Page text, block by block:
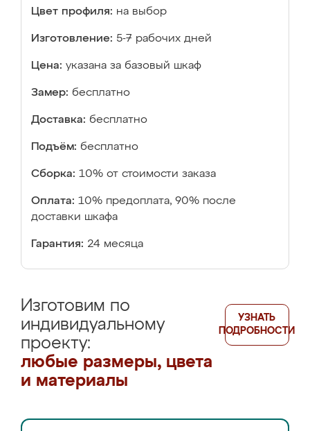
Цвет профиля: на выбор
Изготовление: 5-7 рабочих дней
Цена: указана за базовый шкаф
Замер: бесплатно
Доставка: бесплатно
Подъём: бесплатно
Сборка: 10% от стоимости заказа
Оплата: 10% предоплата, 90% после
доставки шкафа
Гарантия: 24 месяца
Изготовим по
индивидуальному
проекту:
любые размеры, цвета
и материалы
УЗНАТЬ
ПОДРОБНОСТИ